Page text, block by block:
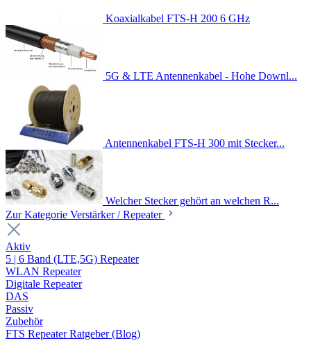
Koaxialkabel FTS-H 200 6 GHz
5G & LTE Antennenkabel - Hohe Downl...
Antennenkabel FTS-H 300 mit Stecker...
Welcher Stecker gehört an welchen R...
Zur Kategorie Verstärker / Repeater
Aktiv
5 | 6 Band (LTE,5G) Repeater
WLAN Repeater
Digitale Repeater
DAS
Passiv
Zubehör
FTS Repeater Ratgeber (Blog)